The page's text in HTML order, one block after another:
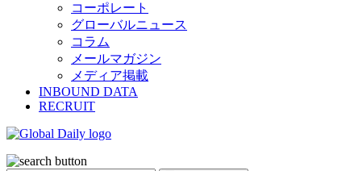
コーポレート
グローバルニュース
コラム
メールマガジン
メディア掲載
INBOUND DATA
RECRUIT